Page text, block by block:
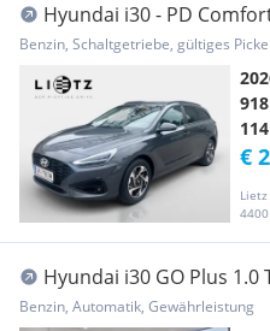
Hyundai i30 - PD
Benzin, Schaltgetriebe, gültiges
918
114
€
Hyundai i30 GO Plus 1.0
Benzin, Automatik, Gewährleistung